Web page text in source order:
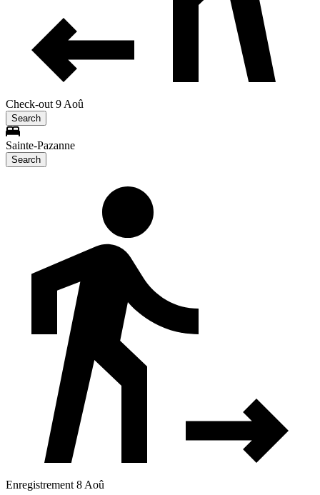
Check-out 9 Aoû
Search
Sainte-Pazanne
Search
Enregistrement 8 Aoû